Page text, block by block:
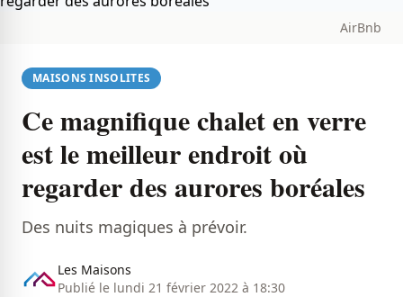
AirBnb
MAISONS INSOLITES
Ce magnifique chalet en verre
est le meilleur endroit où
regarder des aurores boréales
Des nuits magiques à prévoir.
Les Maisons
Publié le lundi 21 février 2022 à 18:30